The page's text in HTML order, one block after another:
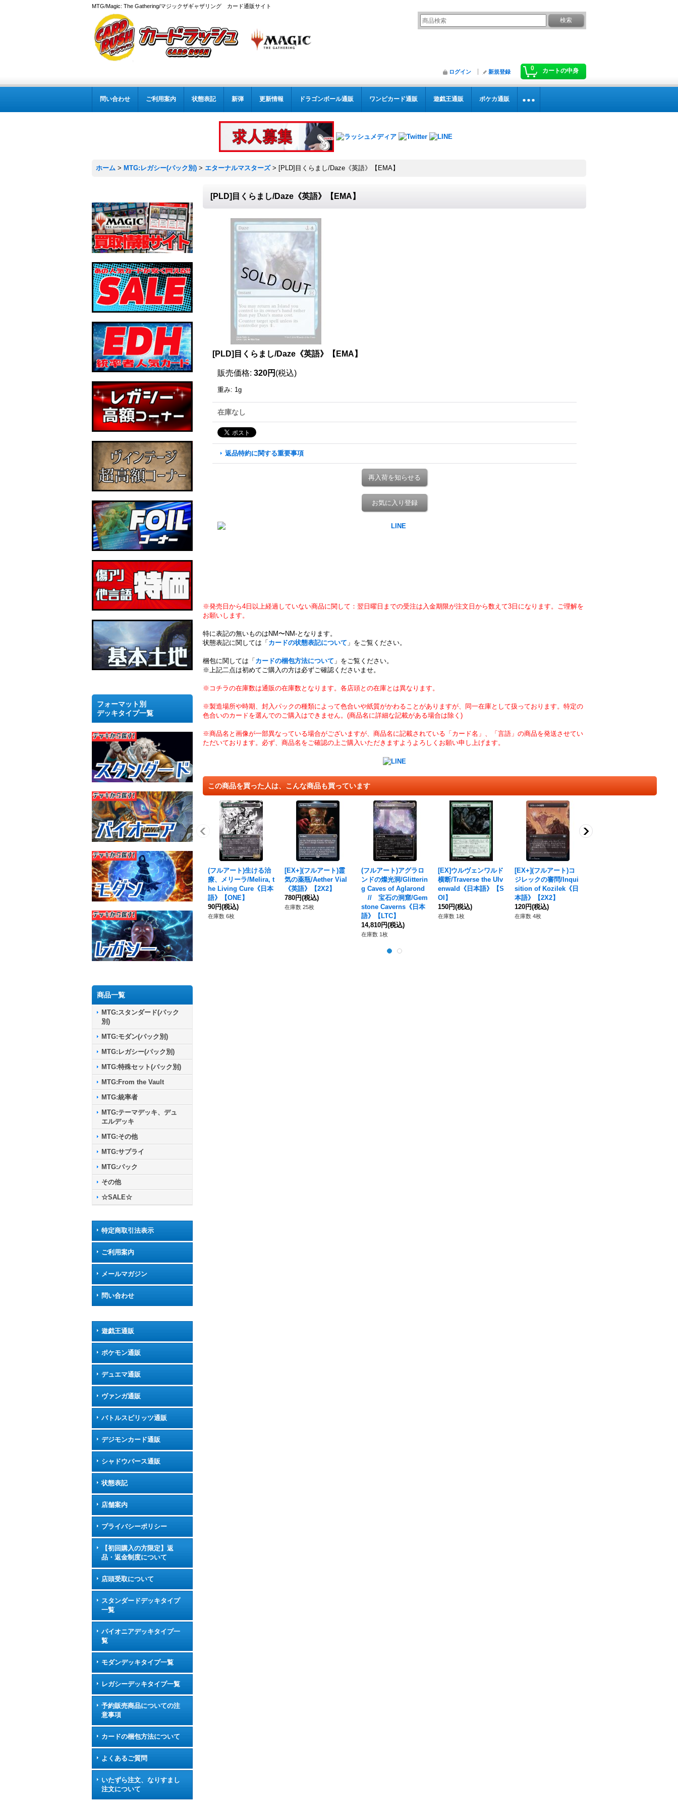
MTG/Magic: The Gathering/マジックザギャザリング カード通販サイト
0 カートの中身
ログイン 新規登録
問い合わせ ご利用案内 状態表記 新弾 更新情報 ドラゴンボール通販 ワンピカード通販 遊戯王通販 ポケカ通販
ホーム > MTG:レガシー(パック別) > エターナルマスターズ > [PLD]目くらまし/Daze《英語》【EMA】
フォーマット別
デッキタイプ一覧
商品一覧
MTG:スタンダード(パック
別)
MTG:モダン(パック別)
MTG:レガシー(パック別)
MTG:特殊セット(パック別)
MTG:From the Vault
MTG:統率者
MTG:テーマデッキ、デュ
エルデッキ
MTG:その他
MTG:サプライ
MTG:パック
その他
☆SALE☆
特定商取引法表示
ご利用案内
メールマガジン
問い合わせ
遊戯王通販
ポケモン通販
デュエマ通販
ヴァンガ通販
バトルスピリッツ通販
デジモンカード通販
シャドウバース通販
状態表記
店舗案内
プライバシーポリシー
【初回購入の方限定】返
品・返金制度について
店頭受取について
スタンダードデッキタイプ
一覧
パイオニアデッキタイプ一
覧
モダンデッキタイプ一覧
レガシーデッキタイプ一覧
予約販売商品についての注
意事項
カードの梱包方法について
よくあるご質問
いたずら注文、なりすまし
注文について
[PLD]目くらまし/Daze《英語》【EMA】
[PLD]目くらまし/Daze《英語》【EMA】
販売価格: 320円 (税込)
重み: 1g
在庫なし
返品特約に関する重要事項
再入荷を知らせる
お気に入り登録
※発売日から4日以上経過していない商品に関して：翌日曜日までの受注は入金期限が注文日から数えて3日になります。ご理解を
お願いします。
特に表記の無いものはNM〜NM-となります。
状態表記に関しては「 カードの状態表記について 」をご覧ください。
梱包に関しては「 カードの梱包方法について 」をご覧ください。
※上記二点は初めてご購入の方は必ずご確認くださいませ。
※コチラの在庫数は通販の在庫数となります。各店頭との在庫とは異なります。
※製造場所や時期、封入パックの種類によって色合いや紙質がかわることがありますが、同一在庫として扱っております。特定の
色合いのカードを選んでのご購入はできません。(商品名に詳細な記載がある場合は除く)
※商品名と画像が一部異なっている場合がございますが、商品名に記載されている「カード名」、「言語」の商品を発送させてい
ただいております。必ず、商品名をご確認の上ご購入いただきますようよろしくお願い申し上げます。
この商品を買った人は、こんな商品も買っています
(フルアート)生ける治
療、メリーラ/Melira, t
he Living Cure《日本
語》【ONE】
90円(税込)
在庫数 6枚
[EX+](フルアート)霊
気の薬瓶/Aether Vial
《英語》【2X2】
780円(税込)
在庫数 25枚
(フルアート)アグラロ
ンドの燦光洞/Glitterin
g Caves of Aglarond
// 宝石の洞窟/Gem
stone Caverns《日本
語》【LTC】
14,810円(税込)
在庫数 1枚
[EX]ウルヴェンワルド
横断/Traverse the Ulv
enwald《日本語》【S
OI】
150円(税込)
在庫数 1枚
[EX+](フルアート)コ
ジレックの審問/Inqui
sition of Kozilek《日
本語》【2X2】
120円(税込)
在庫数 4枚